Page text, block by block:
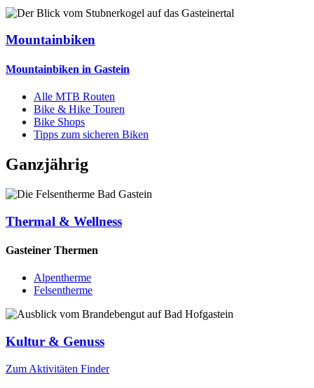
Mountainbiken
Mountainbiken in Gastein
Alle MTB Routen
Bike & Hike Touren
Bike Shops
Tipps zum sicheren Biken
Ganzjährig
Thermal & Wellness
Gasteiner Thermen
Alpentherme
Felsentherme
Kultur & Genuss
Zum Aktivitäten Finder